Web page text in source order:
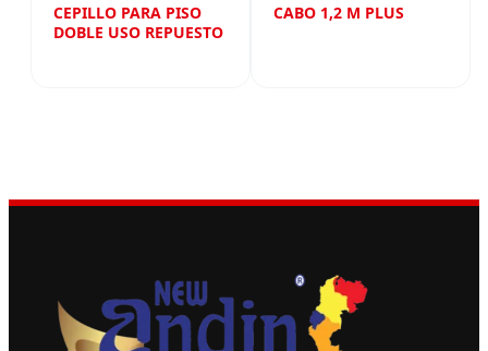
CEPILLO PARA PISO
DOBLE USO REPUESTO
CABO 1,2 M PLUS